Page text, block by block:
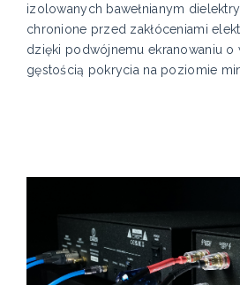
izolowanych bawełnianym
chronione przed zakłóceniami
dzięki podwójnemu ekranowaniu o
gęstością pokrycia na poziomie